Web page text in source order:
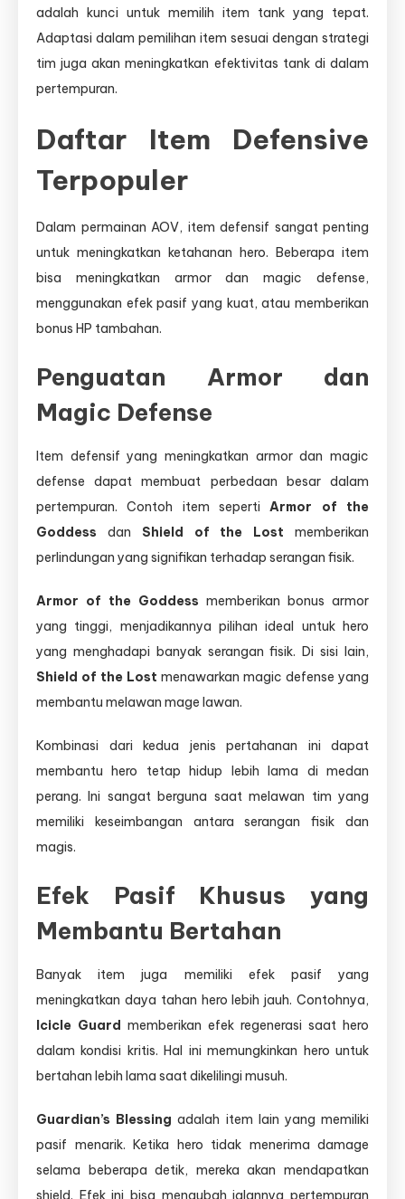
adalah kunci untuk memilih item tank yang tepat.
Adaptasi dalam pemilihan item sesuai dengan strategi
tim juga akan meningkatkan efektivitas tank di dalam
pertempuran.
Daftar Item Defensive
Terpopuler
Dalam permainan AOV, item defensif sangat penting
untuk meningkatkan ketahanan hero. Beberapa item
bisa meningkatkan armor dan magic defense,
menggunakan efek pasif yang kuat, atau memberikan
bonus HP tambahan.
Penguatan Armor dan
Magic Defense
Item defensif yang meningkatkan armor dan magic
defense dapat membuat perbedaan besar dalam
pertempuran. Contoh item sepertiArmor of the
Goddess dan Shield of the Lost memberikan
perlindungan yang signifikan terhadap serangan fisik.
Armor of the Goddess memberikan bonus armor
yang tinggi, menjadikannya pilihan ideal untuk hero
yang menghadapi banyak serangan fisik. Di sisi lain,
Shield of the Lost menawarkan magic defense yang
membantu melawan mage lawan.
Kombinasi dari kedua jenis pertahanan ini dapat
membantu hero tetap hidup lebih lama di medan
perang. Ini sangat berguna saat melawan tim yang
memiliki keseimbangan antara serangan fisik dan
magis.
Efek Pasif Khusus yang
Membantu Bertahan
Banyak item juga memiliki efek pasif yang
meningkatkan daya tahan hero lebih jauh. Contohnya,
Icicle Guard memberikan efek regenerasi saat hero
dalam kondisi kritis. Hal ini memungkinkan hero untuk
bertahan lebih lama saat dikelilingi musuh.
Guardian’s Blessing adalah item lain yang memiliki
pasif menarik. Ketika hero tidak menerima damage
selama beberapa detik, mereka akan mendapatkan
shield. Efek ini bisa mengubah jalannya pertempuran